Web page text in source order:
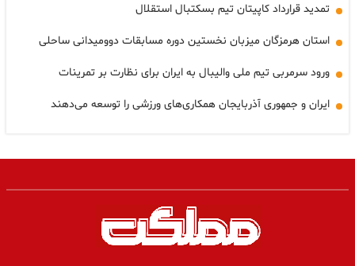
تمدید قرارداد کاپیتان تیم بسکتبال استقلال
استان هرمزگان میزبان نخستین دوره مسابقات دوومیدانی ساحلی
ورود سرمربی تیم ملی والیبال به ایران برای نظارت بر تمرینات
ایران و جمهوری آذربایجان همکاری‌های ورزشی را توسعه می‌دهند